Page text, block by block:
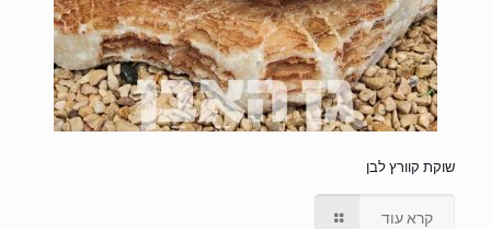
שוקת קוורץ לבן
קרא עוד